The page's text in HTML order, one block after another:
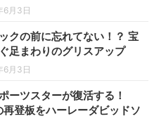
6月3日
クの前に忘れてない！？ 宝
足まわりのグリスアップ
6月3日
ーツスターが復活する！
登板をハーレーダビッドソ